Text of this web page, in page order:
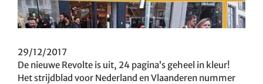
29/12/2017
De nieuwe Revolte is uit, 24 pagina’s geheel in kleur!
Het strijdblad voor Nederland en Vlaanderen nummer